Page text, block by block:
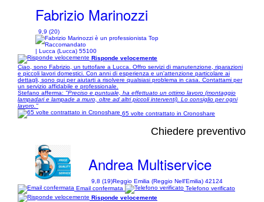
Fabrizio Marinozzi
9,9 (20)
| Lucca (Lucca) 55100
Risponde velocemente
Ciao, sono Fabrizio, un tuttofare a Lucca. Offro servizi di manutenzione, riparazioni
e piccoli lavori domestici. Con anni di esperienza e un'attenzione particolare ai
dettagli, sono qui per aiutarti a risolvere qualsiasi problema in casa. Contattami per
un servizio affidabile e professionale.
Stefano afferma: "Preciso e puntuale, ha effettuato un ottimo lavoro (montaggio
lampadari e lampade a muro, oltre ad altri piccoli interventi). Lo consiglio per ogni
lavoro."
65 volte contrattato in Cronoshare
Chiedere preventivo
Andrea Multiservice
9,8 (19)Reggio Emilia (Reggio Nell'Emilia) 42124
Email confermata
Telefono verificato
Risponde velocemente